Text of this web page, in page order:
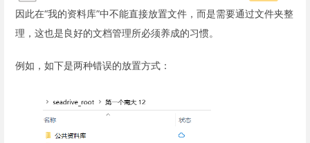
因此在“我的资料库”中不能直接放置文件，而是需要通过文件夹整
理，这也是良好的文档管理所必须养成的习惯。
例如，如下是两种错误的放置方式：